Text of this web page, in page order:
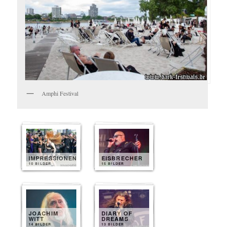
Amphi Festival
IMPRESSIONEN
10 BILDER
EISBRECHER
15 BILDER
JOACHIM
WITT
14 BILDER
DIARY OF
DREAMS
13 BILDER